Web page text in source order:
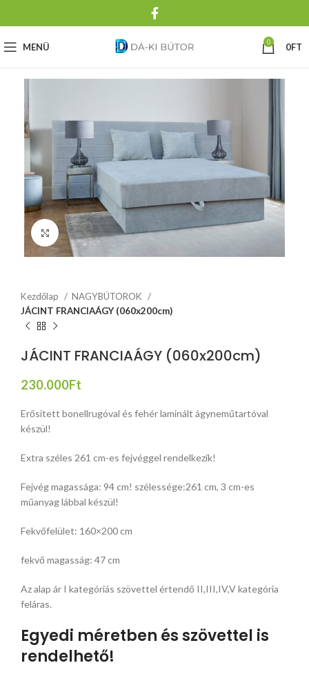
MENÜ 0 0FT
Click to enlarge
Kezdőlap
NAGYBÚTOROK
JÁCINT FRANCIAÁGY (060x200cm)
JÁCINT FRANCIAÁGY (060x200cm)
230.000Ft
Erősített bonellrugóval és fehér laminált ágyneműtartóval
készül!
Extra széles 261 cm-es fejvéggel rendelkezik!
Fejvég magassága: 94 cm! szélessége:261 cm, 3 cm-es
műanyag lábbal készül!
Fekvőfelület: 160×200 cm
fekvő magasság: 47 cm
Az alap ár I kategóriás szövettel értendő II,III,IV,V kategória
feláras.
Egyedi méretben és szövettel is
rendelhető!